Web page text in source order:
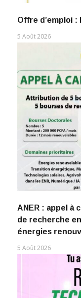
Offre d’emploi
5 Août 2026
ANER : appel à
de recherche
énergies
5 Août 2026